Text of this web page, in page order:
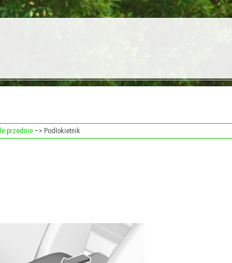
przednie –> Podłokietnik